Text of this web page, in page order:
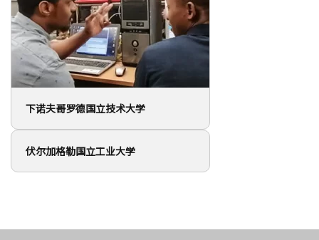
下诺夫哥罗德国立技术大学
伏尔加格勒国立工业大学